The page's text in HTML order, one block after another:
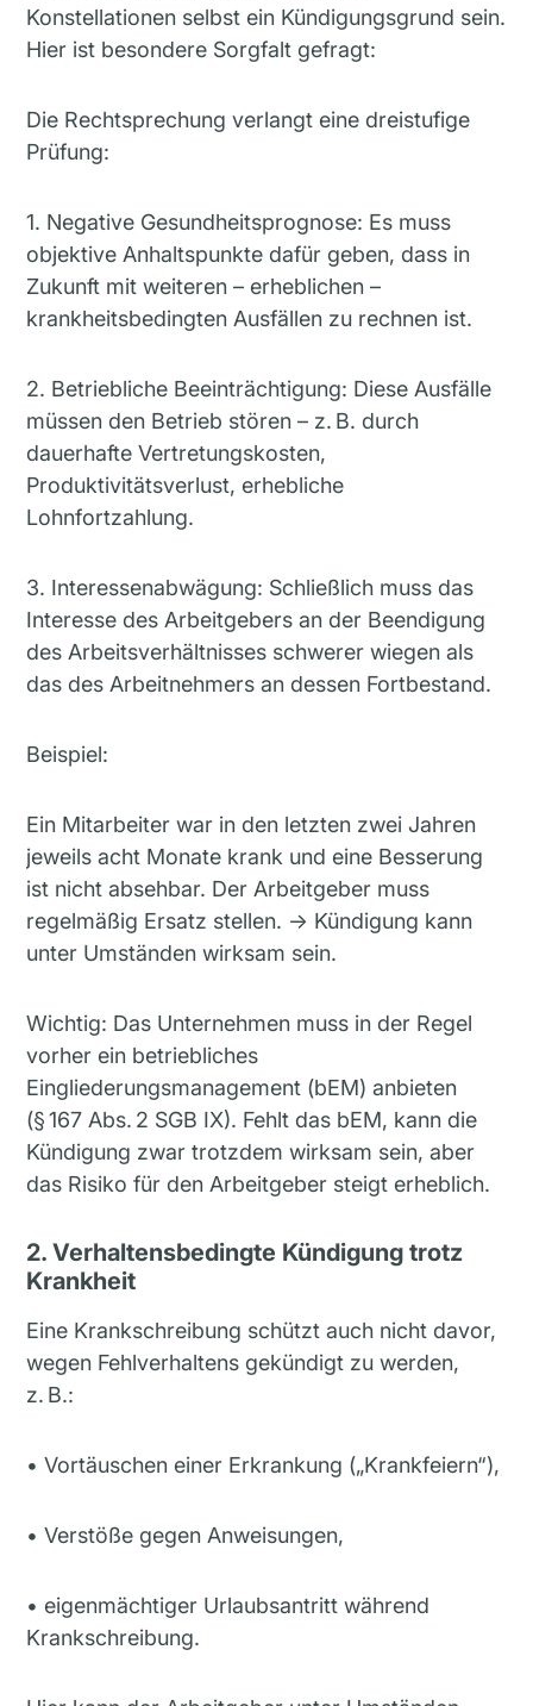
Konstellationen selbst ein Kündigungsgrund sein.
Hier ist besondere Sorgfalt gefragt:
Die Rechtsprechung verlangt eine dreistufige
Prüfung:
1. Negative Gesundheitsprognose: Es muss
objektive Anhaltspunkte dafür geben, dass in
Zukunft mit weiteren – erheblichen –
krankheitsbedingten Ausfällen zu rechnen ist.
2. Betriebliche Beeinträchtigung: Diese Ausfälle
müssen den Betrieb stören – z. B. durch
dauerhafte Vertretungskosten,
Produktivitätsverlust, erhebliche
Lohnfortzahlung.
3. Interessenabwägung: Schließlich muss das
Interesse des Arbeitgebers an der Beendigung
des Arbeitsverhältnisses schwerer wiegen als
das des Arbeitnehmers an dessen Fortbestand.
Beispiel:
Ein Mitarbeiter war in den letzten zwei Jahren
jeweils acht Monate krank und eine Besserung
ist nicht absehbar. Der Arbeitgeber muss
regelmäßig Ersatz stellen. → Kündigung kann
unter Umständen wirksam sein.
Wichtig: Das Unternehmen muss in der Regel
vorher ein betriebliches
Eingliederungsmanagement (bEM) anbieten
(§ 167 Abs. 2 SGB IX). Fehlt das bEM, kann die
Kündigung zwar trotzdem wirksam sein, aber
das Risiko für den Arbeitgeber steigt erheblich.
2. Verhaltensbedingte Kündigung trotz
Krankheit
Eine Krankschreibung schützt auch nicht davor,
wegen Fehlverhaltens gekündigt zu werden,
z. B.:
• Vortäuschen einer Erkrankung („Krankfeiern“),
• Verstöße gegen Anweisungen,
• eigenmächtiger Urlaubsantritt während
Krankschreibung.